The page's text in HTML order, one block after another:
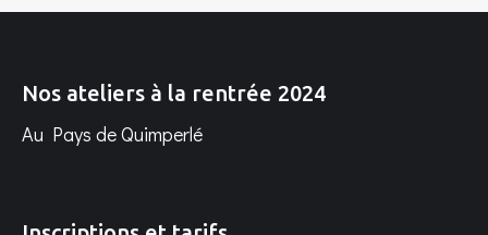
Nos ateliers à la rentrée 2024
Au Pays de Quimperlé